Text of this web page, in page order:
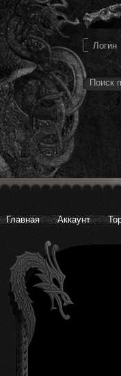
Главная Аккаунт